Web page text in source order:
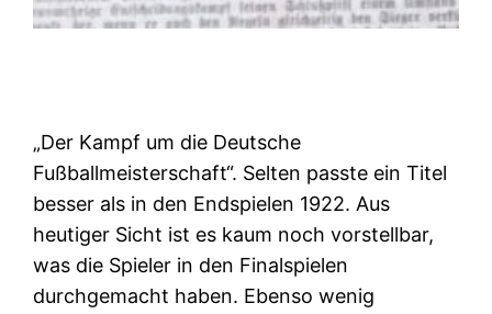
„Der Kampf um die Deutsche
Fußballmeisterschaft“. Selten passte ein Titel
besser als in den Endspielen 1922. Aus
heutiger Sicht ist es kaum noch vorstellbar,
was die Spieler in den Finalspielen
durchgemacht haben. Ebenso wenig